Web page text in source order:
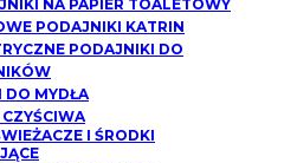
NA PAPIER TOALETOWY
PODAJNIKI KATRIN
PODAJNIKI DO
MYDŁA
I ŚRODKI